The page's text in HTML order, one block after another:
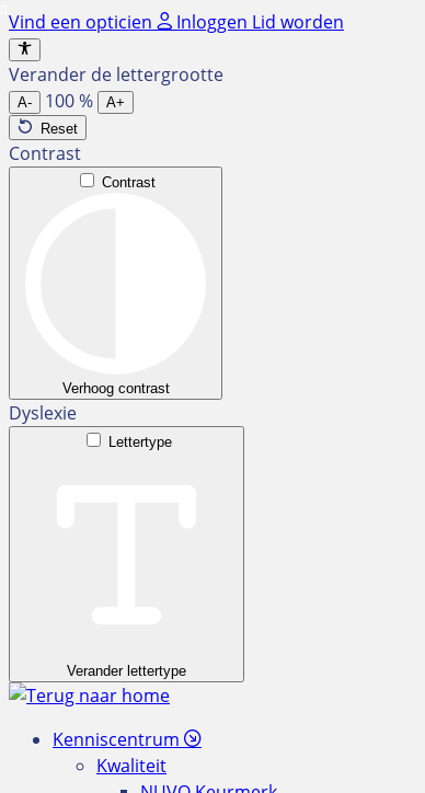
Ga
naar
de
inhoud
Vind een opticien Inloggen Lid worden
Verander de lettergrootte
A- 100%
A+
Reset
Contrast
Contrast
Verhoog contrast
Dyslexie
Lettertype
Verander lettertype
Kenniscentrum
Kwaliteit